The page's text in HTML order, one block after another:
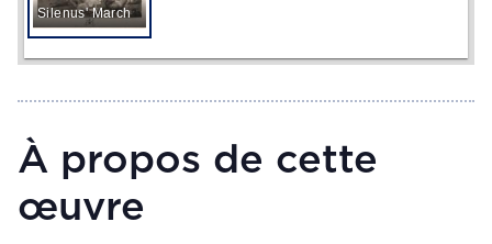
Silenus' March
À propos de cette
œuvre